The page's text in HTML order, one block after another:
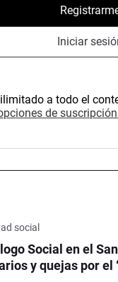
Iniciar
a todo el
de
social
Social en el
y quejas por el